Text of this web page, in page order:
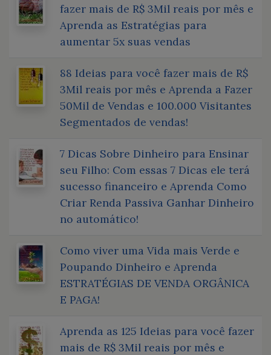
fazer mais de R$ 3Mil reais por mês e
Aprenda as Estratégias para
aumentar 5x suas vendas
88 Ideias para você fazer mais de R$
3Mil reais por mês e Aprenda a Fazer
50Mil de Vendas e 100.000 Visitantes
Segmentados de vendas!
7 Dicas Sobre Dinheiro para Ensinar
seu Filho: Com essas 7 Dicas ele terá
sucesso financeiro e Aprenda Como
Criar Renda Passiva Ganhar Dinheiro
no automático!
Como viver uma Vida mais Verde e
Poupando Dinheiro e Aprenda
ESTRATÉGIAS DE VENDA ORGÂNICA
E PAGA!
Aprenda as 125 Ideias para você fazer
mais de R$ 3Mil reais por mês e